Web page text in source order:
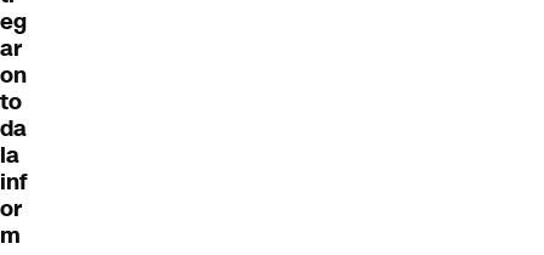
eg
ar
on
to
da
la
inf
or
m